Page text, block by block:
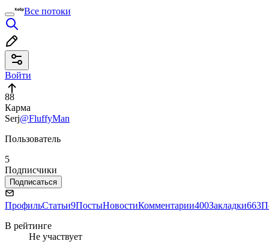
Все потоки
Войти
88
Карма
Serj@FluffyMan
Пользователь
5
Подписчики
Подписаться
ПрофильСтатьи9ПостыНовостиКомментарии400Закладки663
В рейтинге
Не участвует